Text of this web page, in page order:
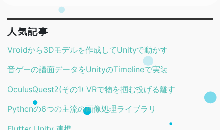
人気記事
Vroidから3Dモデルを作成してUnityで動かす
音ゲーの譜面データをUnityのTimelineで実装
OculusQuest2(その1) VRで物を掴む投げる離す
Pythonの6つの主流の画像処理ライブラリ